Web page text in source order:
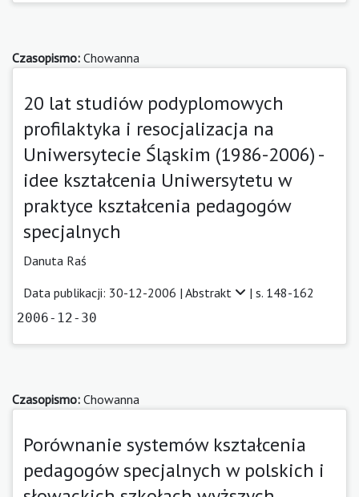
Czasopismo: Chowanna
20 lat studiów podyplomowych
profilaktyka i resocjalizacja na
Uniwersytecie Śląskim (1986-2006) -
idee kształcenia Uniwersytetu w
praktyce kształcenia pedagogów
specjalnych
Danuta Raś
Data publikacji: 30-12-2006 | Abstrakt | s. 148-162
2006-12-30
Czasopismo: Chowanna
Porównanie systemów kształcenia
pedagogów specjalnych w polskich i